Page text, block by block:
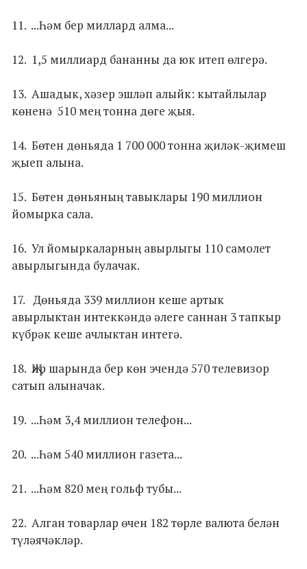
11. ...Һәм бер миллард алма...
12. 1,5 миллиард бананны да юк итеп өлгерә.
13. Ашадык, хәзер эшләп алыйк: кытайлылар
көненә 510 мең тонна дөге җыя.
14. Бөтен дөньяда 1 700 000 тонна җиләк-җимеш
җыеп алына.
15. Бөтен дөньяның тавыклары 190 миллион
йомырка сала.
16. Ул йомыркаларның авырлыгы 110 самолет
авырлыгында булачак.
17. Дөньяда 339 миллион кеше артык
авырлыктан интеккәндә әлеге саннан 3 тапкыр
күбрәк кеше ачлыктан интегә.
18. Җир шарында бер көн эчендә 570 телевизор
сатып алыначак.
19. ...Һәм 3,4 миллион телефон...
20. ...Һәм 540 миллион газета...
21. ...Һәм 820 мең гольф тубы...
22. Алган товарлар өчен 182 төрле валюта белән
түләячәкләр.